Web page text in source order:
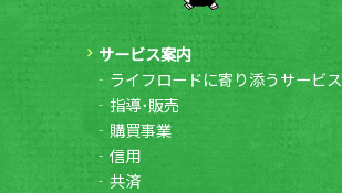
サービス案内
ライフロードに寄り添うサービス
指導･販売
購買事業
信用
共済